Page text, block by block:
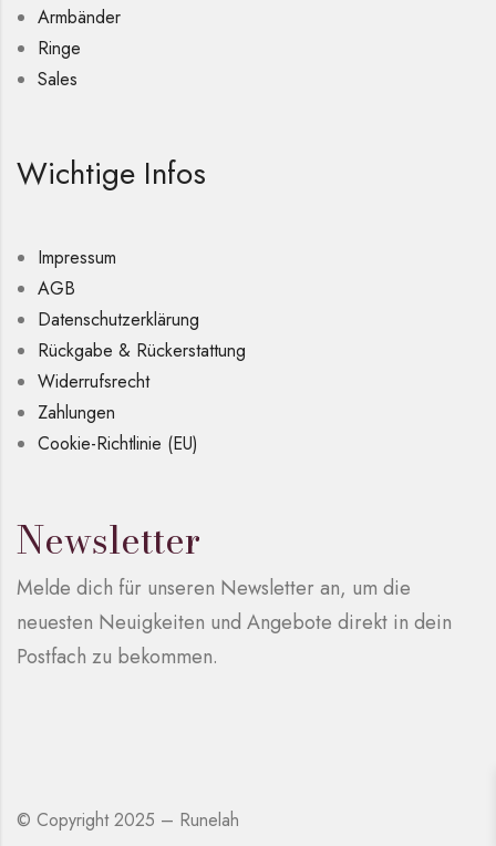
Armbänder
Ringe
Sales
Wichtige Infos
Impressum
AGB
Datenschutzerklärung
Rückgabe & Rückerstattung
Widerrufsrecht
Zahlungen
Cookie-Richtlinie (EU)
Newsletter
Melde dich für unseren Newsletter an, um die
neuesten Neuigkeiten und Angebote direkt in dein
Postfach zu bekommen.
© Copyright 2025 – Runelah